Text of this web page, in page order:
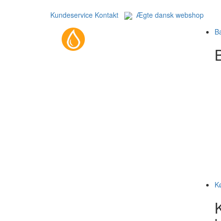
Kundeservice Kontakt
Ægte dansk webshop